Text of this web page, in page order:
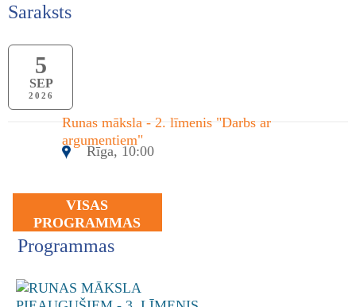
Saraksts
5
SEP
2026
Runas māksla - 2. līmenis "Darbs ar
argumentiem"
Rīga, 10:00
VISAS
PROGRAMMAS
Programmas